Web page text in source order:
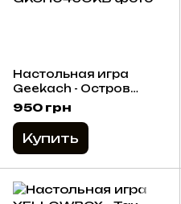
Настольная игра
Geekach - Остров
кошек: Набор
кораблей / The Isle of
Cats: Boat Pack
(дополнение) (Укр)
950 грн
Купить